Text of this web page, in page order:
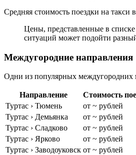
Средняя стоимость поездки на такси
Цены, представленные в
ситуаций может подойти
Междугородние направления
Одни из популярных междугородних
Направление
Стоимость
Туртас › Тюмень
от ~ рублей
Туртас › Демьянка
от ~ рублей
Туртас › Сладково
от ~ рублей
Туртас › Ярково
от ~ рублей
Туртас › Заводоуковск от ~ рублей